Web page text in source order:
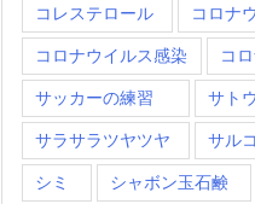
コレステロール コロナ
コロナウイルス感染 コ
サッカーの練習 サト
サラサラツヤツヤ サル
シミ シャボン玉石鹸